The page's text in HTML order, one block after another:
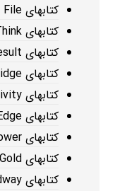
کتابهای American English File
کتابهای American Think
کتابهای Business Result
کتابهای Cambridge
کتابهای Connectivity
کتابهای Cutting Edge
کتابهای Empower
کتابهای Gold
کتابهای Headway